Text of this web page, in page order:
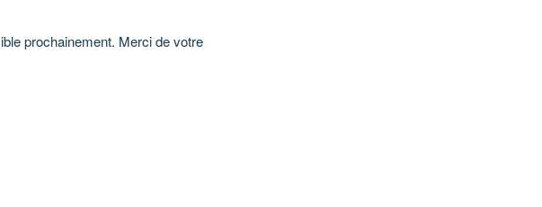
prochainement. Merci de votre